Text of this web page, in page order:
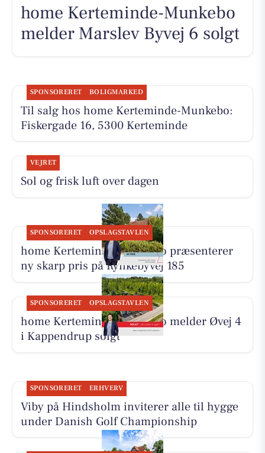
home Kerteminde-Munkebo
melder Marslev Byvej 6 solgt
SPONSORERET BOLIGMARKED
Til salg hos home Kerteminde-Munkebo:
Fiskergade 16, 5300 Kerteminde
VEJRET
Sol og frisk luft over dagen
SPONSORERET OPSLAGSTAVLEN
home Kerteminde-Munkebo præsenterer
ny skarp pris på Rynkebyvej 185
SPONSORERET OPSLAGSTAVLEN
home Kerteminde-Munkebo melder Øvej 4
i Kappendrup solgt
SPONSORERET ERHVERV
Viby på Hindsholm inviterer alle til hygge
under Danish Golf Championship